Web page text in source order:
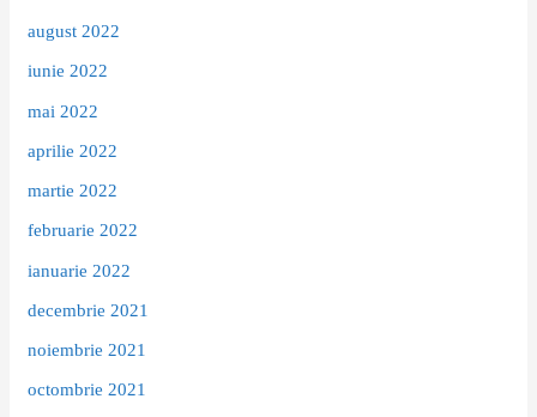
august 2022
iunie 2022
mai 2022
aprilie 2022
martie 2022
februarie 2022
ianuarie 2022
decembrie 2021
noiembrie 2021
octombrie 2021